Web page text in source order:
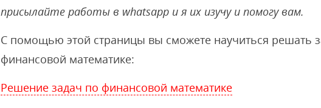
присылайте работы в whatsapp и я их изучу и помогу вам.
С помощью этой страницы вы сможете научиться решать
финансовой математике:
Решение задач по финансовой математике